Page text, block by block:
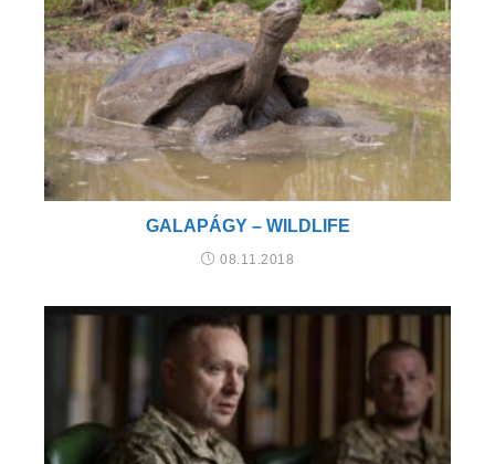
GALAPÁGY – WILDLIFE
08.11.2018